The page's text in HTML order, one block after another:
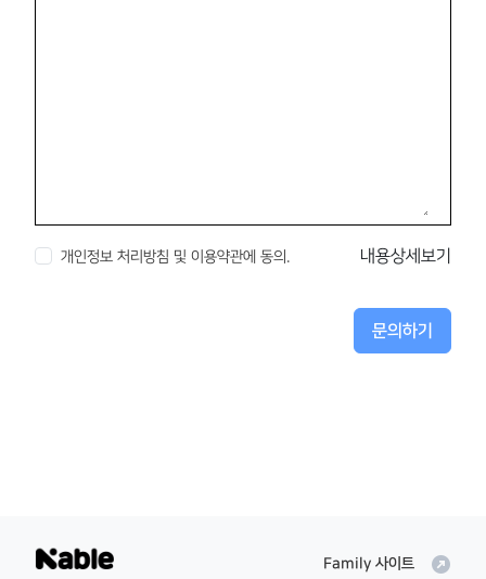
개인정보 처리방침 및 이용약관에 동의. 내용상세보기
문의하기
Family 사이트 outbound